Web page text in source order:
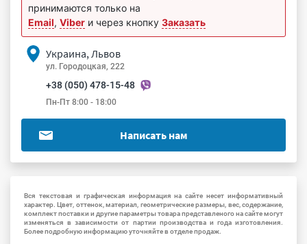
принимаются только на
Email, Viber и через кнопку Заказать
Украина, Львов
ул. Городоцкая, 222
+38 (050) 478-15-48
Пн-Пт 8:00 - 18:00
Написать нам
Вся текстовая и графическая информация на сайте несет информативный
характер. Цвет, оттенок, материал, геометрические размеры, вес, содержание,
комплект поставки и другие параметры товара представленого на сайте могут
изменяться в зависимости от партии производства и года изготовления.
Более подробную информацию уточняйте в отделе продаж.